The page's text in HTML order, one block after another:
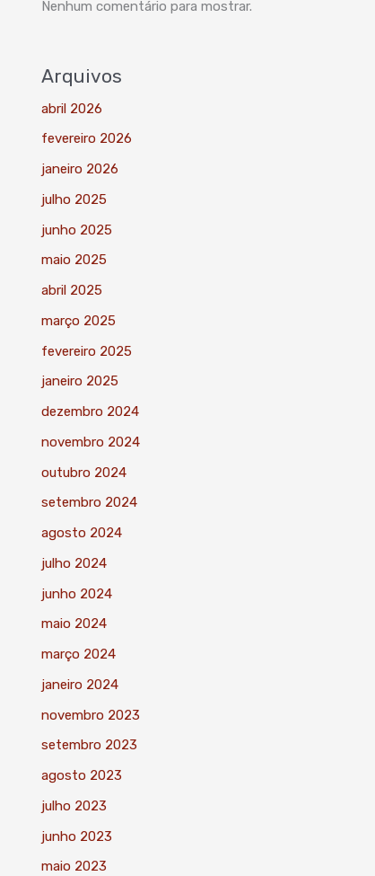
Nenhum comentário para mostrar.
Arquivos
abril 2026
fevereiro 2026
janeiro 2026
julho 2025
junho 2025
maio 2025
abril 2025
março 2025
fevereiro 2025
janeiro 2025
dezembro 2024
novembro 2024
outubro 2024
setembro 2024
agosto 2024
julho 2024
junho 2024
maio 2024
março 2024
janeiro 2024
novembro 2023
setembro 2023
agosto 2023
julho 2023
junho 2023
maio 2023